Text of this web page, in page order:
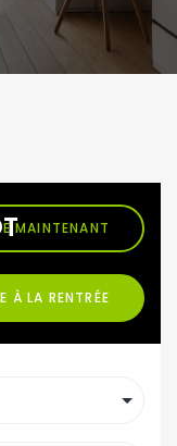
MAINTENANT
À LA RENTRÉE